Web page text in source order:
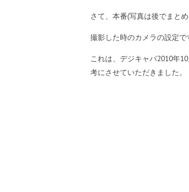
さて、本番(写真は後でまと
撮影した時のカメラの設定で
これは、デジキャパ2010年
考にさせていただきました。